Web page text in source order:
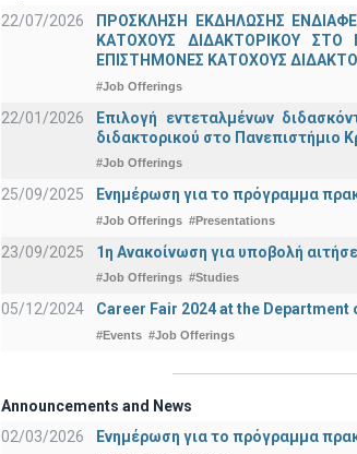
22/07/2026
ΠΡΟΣΚΛΗΣΗ ΕΚΔΗΛΩΣΗΣ
ΚΑΤΟΧΟΥΣ ΔΙΔΑΚΤΟΡΙΚΟΥ ΣΤΟ
ΕΠΙΣΤΗΜΟΝΕΣ ΚΑΤΟΧΟΥΣ
#Job Offerings
22/01/2026
Επιλογή εντεταλμένων
διδακτορικού στο Πανεπιστήμιο
#Job Offerings
25/09/2025 Ενημέρωση για το πρόγραμμα
#Job Offerings #Presentations
23/09/2025 1η Ανακοίνωση για υποβολή
#Job Offerings #Studies
05/12/2024 Career Fair 2024 at the
#Events #Job Offerings
Announcements and News
02/03/2026
Ενημέρωση για το πρόγραμμα